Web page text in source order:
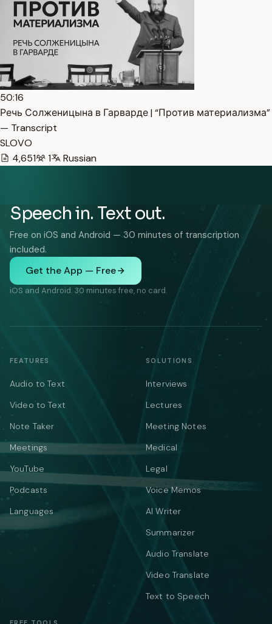
50:16
Речь Солженицына в Гарварде | “Против материализма”
— Transcript
SLOVO
4,651
1 Russian
Speech in. Text out.
Free on iOS and Android — 30 minutes of transcription
included.
Get the App — Free
iOS and Android. 30 minutes free, no card.
FEATURES
Audio to Text
Video to Text
Note Taker
Meetings
YouTube
Podcasts
Languages
SOLUTIONS
Interviews
Lectures
Meeting Notes
Medical
Legal
Voice Memos
AI Writer
Summarizer
Audio Translate
Video Translate
Text to Speech